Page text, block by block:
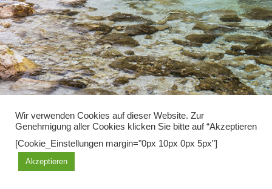
Diese Seite benutzt Cookies, mit der weiteren Nutzung erklären sie
sich damit einverstanden.
Wir verwenden Cookies auf dieser Website. Zur
Genehmigung aller Cookies klicken Sie bitte auf “Akzeptieren
[Cookie_Einstellungen margin="0px 10px 0px 5px"]
Akzeptieren